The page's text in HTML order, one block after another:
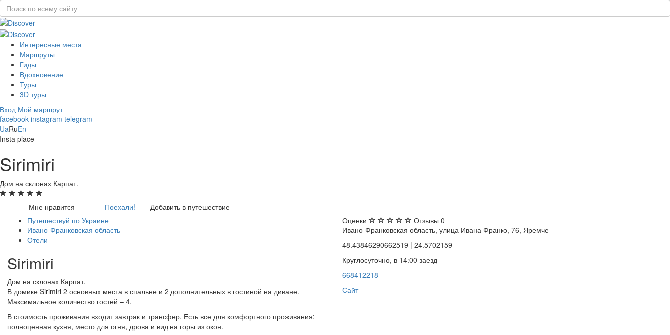
Интересные места
Маршруты
Гиды
Вдохновение
Туры
3D туры
Вход Мой маршрут
facebook instagram telegram
UaRuEn
Insta place
Sirimiri
Дом на склонах Карпат.
Мне нравится Поехали!
Добавить в путешествие
Путешествуй по Украине
Ивано-Франковская область
Отели
Sirimiri
Дом на склонах Карпат.
В домике Sirimiri 2 основных места в спальне и 2 дополнительных в гостиной на диване.
Максимальное количество гостей – 4.
В стоимость проживания входит завтрак и трансфер. Есть все для комфортного проживания:
полноценная кухня, место для огня, дрова и вид на горы из окон.
Оценки Отзывы 0
Ивано-Франковская область, улица Ивана Франко, 76, Яремче
48.43846290662519 | 24.5702159
Круглосуточно, в 14:00 заезд
668412218
Сайт